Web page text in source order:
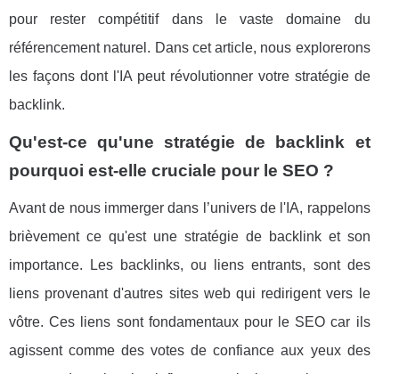
pour rester compétitif dans le vaste domaine du
référencement naturel. Dans cet article, nous explorerons
les façons dont l'IA peut révolutionner votre stratégie de
backlink.
Qu'est-ce qu'une stratégie de backlink et
pourquoi est-elle cruciale pour le SEO ?
Avant de nous immerger dans l’univers de l'IA, rappelons
brièvement ce qu'est une stratégie de backlink et son
importance. Les backlinks, ou liens entrants, sont des
liens provenant d'autres sites web qui redirigent vers le
vôtre. Ces liens sont fondamentaux pour le SEO car ils
agissent comme des votes de confiance aux yeux des